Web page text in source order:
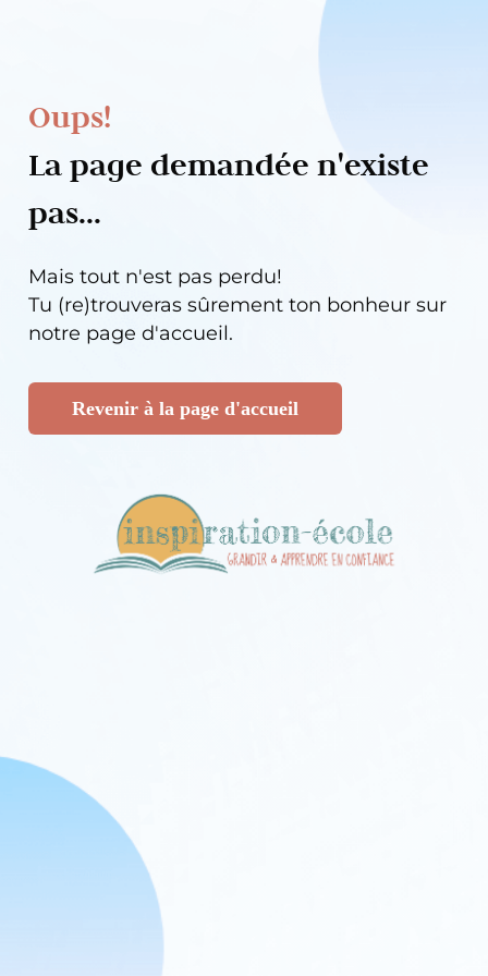
Oups!
La page demandée n'existe
pas...
Mais tout n'est pas perdu!
Tu (re)trouveras sûrement ton bonheur sur
notre page d'accueil.
Revenir à la page d'accueil